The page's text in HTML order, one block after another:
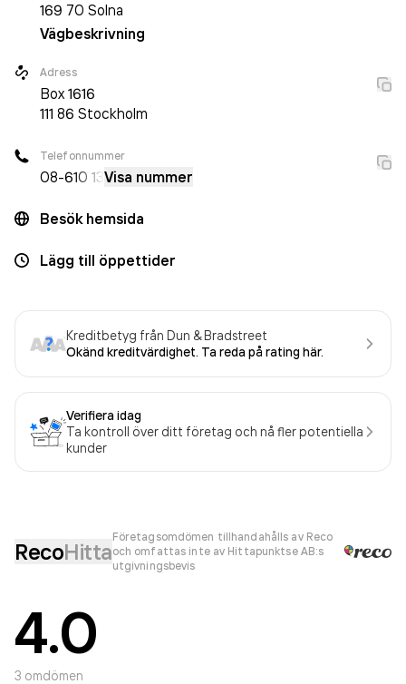
169 70 Solna
Vägbeskrivning
Adress
Box1616
111 86 Stockholm
Telefonnummer
08-610 13Visa nummer
Besök hemsida
Lägg till öppettider
Kreditbetyg från Dun & Bradstreet
Okänd kreditvärdighet. Ta reda på rating här.
Verifiera idag
Ta kontroll över ditt företag och nå fler potentiella
kunder
RecoHitta
Företagsomdömen tillhandahålls av Reco
och omfattas inte av Hittapunktse AB:s
utgivningsbevis
4.0
3 omdömen